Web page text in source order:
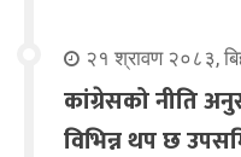
२१ श्रावण २०८३,
कांग्रेसको नीति
विभिन्न थप छ